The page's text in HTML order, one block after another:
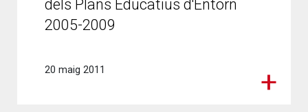
dels Plans Educatius d'Entorn
2005-2009
20 maig 2011